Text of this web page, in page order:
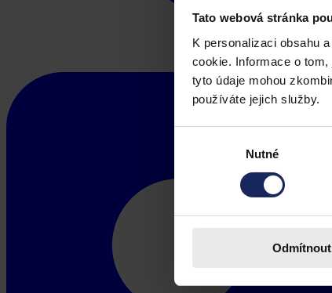
Tato webová stránka
K personalizaci obsahu
cookie. Informace o
tyto údaje mohou
používáte jejich služby.
Nutné
Odmítnout